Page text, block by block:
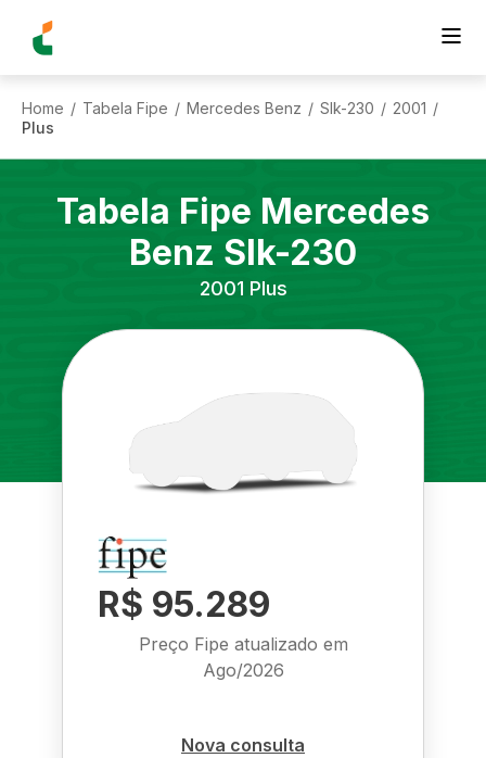
Home / Tabela Fipe / Mercedes Benz / Slk-230 / 2001 /
Plus
Tabela Fipe Mercedes
Benz Slk-230
2001 Plus
R$ 95.289
Preço Fipe atualizado em
Ago/2026
Nova consulta